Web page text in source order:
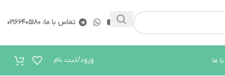
تماس با ما: ۰۲۱۶۶۴۰۵۱۸۰
ما ورود/ثبت نام
ارتباط در واتساپ